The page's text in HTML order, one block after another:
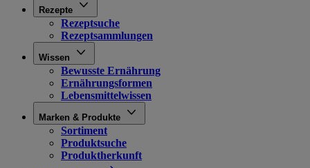
Rezepte
Rezeptsuche
Rezeptsammlungen
Wissen
Bewusste Ernährung
Ernährungsformen
Lebensmittelwissen
Marken & Produkte
Sortiment
Produktsuche
Produktherkunft